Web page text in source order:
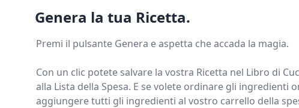
Genera la tua Ricetta.
Premi il pulsante Genera e aspetta che accada la magia.
Con un clic potete salvare la vostra Ricetta nel Libro di
alla Lista della Spesa. E se volete ordinare gli ingredienti
aggiungere tutti gli ingredienti al vostro carrello della